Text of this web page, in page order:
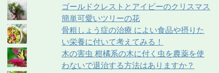
ゴールドクレストとアイビーのクリスマス
簡単可愛いツリーの花
骨粗しょう症の治療 によい食品や摂りた
い栄養に付いて考えてみる！
木の害虫 柑橘系の木に付く虫を農薬を使
わないで退治する方法はありますか？